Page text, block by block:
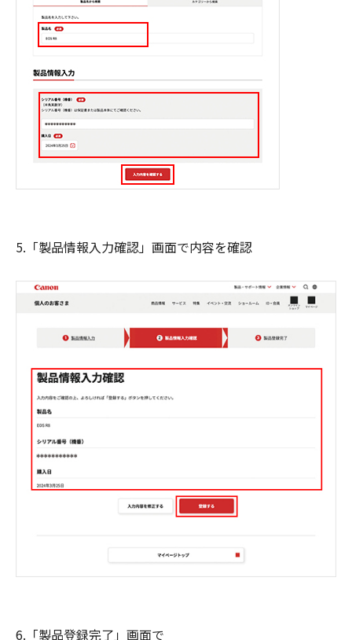
5.「製品情報入力確認」画面で内容を確認
6.「製品登録完了」画面で